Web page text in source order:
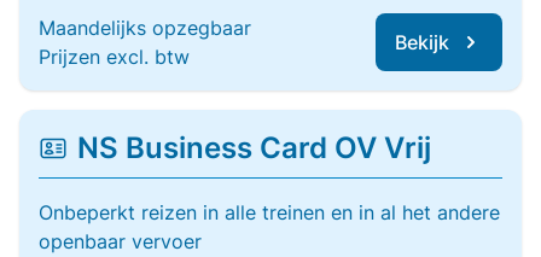
Maandelijks opzegbaar
Prijzen excl. btw
Bekijk
NS Business Card OV Vrij
Onbeperkt reizen in alle treinen en in al het andere
openbaar vervoer